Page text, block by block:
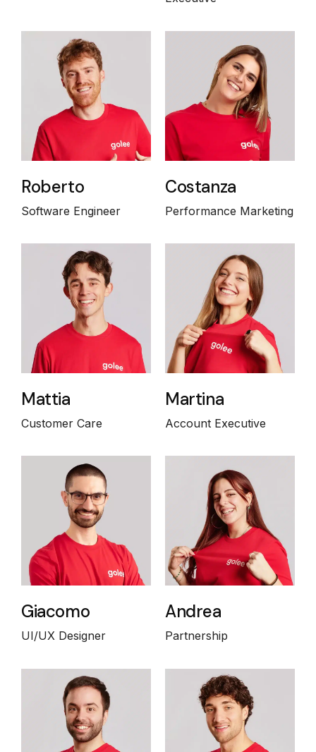
Roberto
Software Engineer
Costanza
Performance Marketing
Mattia
Customer Care
Martina
Account Executive
Giacomo
UI/UX Designer
Andrea
Partnership